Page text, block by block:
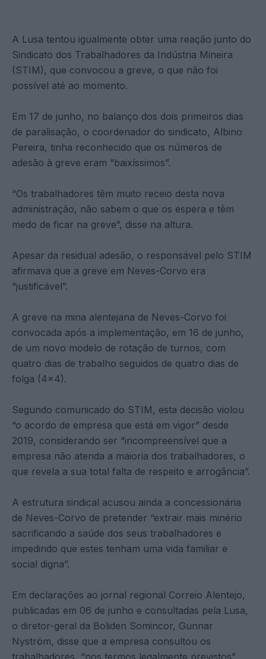
A Lusa tentou igualmente obter uma reação junto do
Sindicato dos Trabalhadores da Indústria Mineira
(STIM), que convocou a greve, o que não foi
possível até ao momento.
Em 17 de junho, no balanço dos dois primeiros dias
de paralisação, o coordenador do sindicato, Albino
Pereira, tinha reconhecido que os números de
adesão à greve eram “baixíssimos”.
“Os trabalhadores têm muito receio desta nova
administração, não sabem o que os espera e têm
medo de ficar na greve”, disse na altura.
Apesar da residual adesão, o responsável pelo STIM
afirmava que a greve em Neves-Corvo era
“justificável”.
A greve na mina alentejana de Neves-Corvo foi
convocada após a implementação, em 16 de junho,
de um novo modelo de rotação de turnos, com
quatro dias de trabalho seguidos de quatro dias de
folga (4×4).
Segundo comunicado do STIM, esta decisão violou
“o acordo de empresa que está em vigor” desde
2019, considerando ser “incompreensível que a
empresa não atenda a maioria dos trabalhadores, o
que revela a sua total falta de respeito e arrogância”.
A estrutura sindical acusou ainda a concessionária
de Neves-Corvo de pretender “extrair mais minério
sacrificando a saúde dos seus trabalhadores e
impedindo que estes tenham uma vida familiar e
social digna”.
Em declarações ao jornal regional Correio Alentejo,
publicadas em 06 de junho e consultadas pela Lusa,
o diretor-geral da Boliden Somincor, Gunnar
Nyström, disse que a empresa consultou os